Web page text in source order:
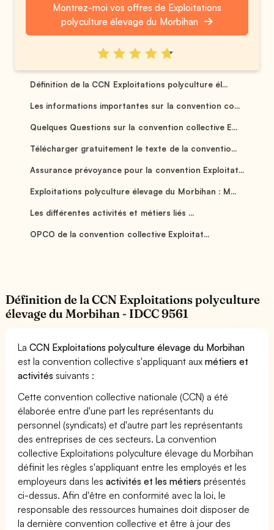
Montrez-moi vos offres de Exploitations
polyculture élevage du Morbihan
Définition de la CCN Exploitations polyculture él...
Les informations importantes sur la convention co...
Quelques Questions sur la convention collective E...
Télécharger gratuitement le texte de la conventio...
Assurance prévoyance pour la convention Exploitat...
Exploitations polyculture élevage du Morbihan : M...
Les différentes activités et métiers liés ...
OPCO de la convention collective Exploitat...
Définition de la CCN Exploitations polyculture
élevage du Morbihan - IDCC 9561
LaCCN Exploitations polyculture élevage du Morbihan
est la convention collective s'appliquant auxmétiers et
activités suivants :
Cette convention collective nationale (CCN) a été
élaborée entre d'une part les représentants du
personnel (syndicats) et d'autre part les représentants
des entreprises de ces secteurs. La convention
collective Exploitations polyculture élevage du Morbihan
définit les règles s'appliquant entre les employés et les
employeurs dans lesactivités et les métiers présentés
ci-dessus. Afin d'être en conformité avec la loi, le
responsable des ressources humaines doit disposer de
la dernière convention collective et être à jour des